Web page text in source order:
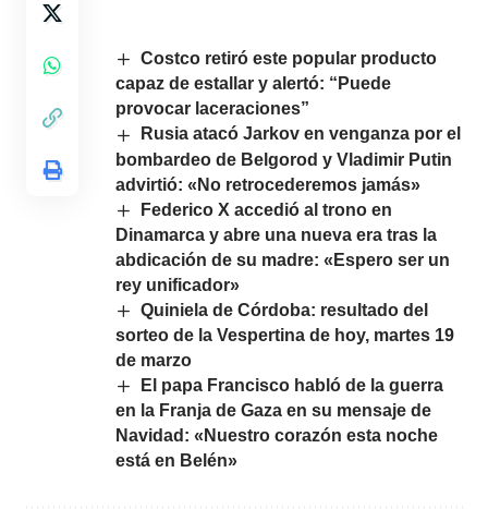
Costco retiró este popular producto
capaz de estallar y alertó: “Puede
provocar laceraciones”
Rusia atacó Jarkov en venganza por el
bombardeo de Belgorod y Vladimir Putin
advirtió: «No retrocederemos jamás»
Federico X accedió al trono en
Dinamarca y abre una nueva era tras la
abdicación de su madre: «Espero ser un
rey unificador»
Quiniela de Córdoba: resultado del
sorteo de la Vespertina de hoy, martes 19
de marzo
El papa Francisco habló de la guerra
en la Franja de Gaza en su mensaje de
Navidad: «Nuestro corazón esta noche
está en Belén»